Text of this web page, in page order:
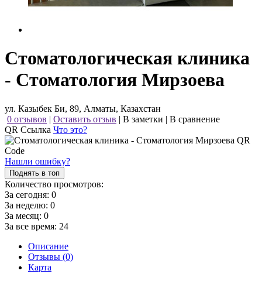
Стоматологическая клиника
- Стоматология Мирзоева
ул. Казыбек Би, 89, Алматы, Казахстан
0 отзывов | Оставить отзыв | В заметки | В сравнение
QR Ссылка Что это?
Нашли ошибку?
Поднять в топ
Количество просмотров:
За сегодня: 0
За неделю: 0
За месяц: 0
За все время: 24
Описание
Отзывы (0)
Карта